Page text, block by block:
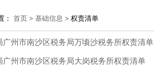
： 首页 > 基础信息 > 权责清单
广州市南沙区税务局万顷沙税务所权责清单
广州市南沙区税务局大岗税务所权责清单